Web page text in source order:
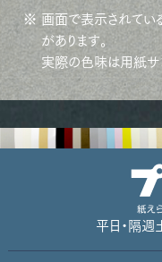
※ 画面で表示されてい
があります。
実際の色味は用紙サ
平日・隔週